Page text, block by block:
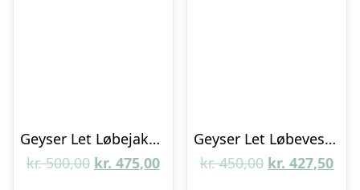
Geyser Let Løbejakke Sort-x-large
kr.500,00 Den
kr. 475,00Den
Geyser Let Løbevest Kongeblå
kr.450,00 Den
kr. 427,50Den